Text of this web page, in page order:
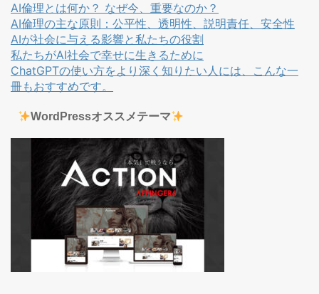
AI倫理とは何か？ なぜ今、重要なのか？
AI倫理の主な原則：公平性、透明性、説明責任、安全性
AIが社会に与える影響と私たちの役割
私たちがAI社会で幸せに生きるために
ChatGPTの使い方をより深く知りたい人には、こんな一
冊もおすすめです。
WordPressオススメテーマ